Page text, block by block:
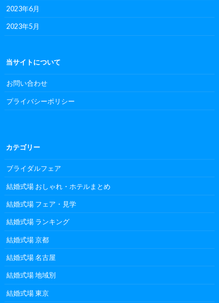
2023年6月
2023年5月
当サイトについて
お問い合わせ
プライバシーポリシー
カテゴリー
ブライダルフェア
結婚式場 おしゃれ・ホテルまとめ
結婚式場 フェア・見学
結婚式場 ランキング
結婚式場 京都
結婚式場 名古屋
結婚式場 地域別
結婚式場 東京